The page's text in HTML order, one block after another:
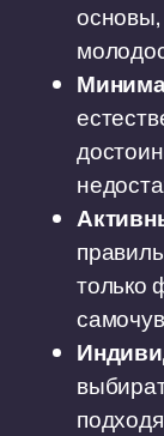
основы,
только